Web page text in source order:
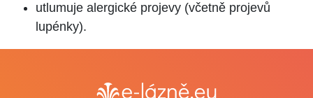
utlumuje alergické projevy (včetně projevů
lupénky).